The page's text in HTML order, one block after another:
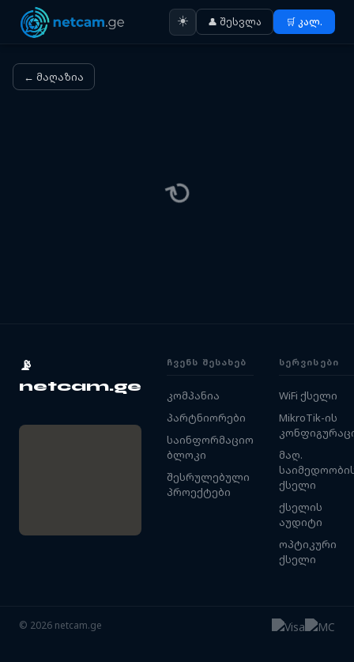
☀️ 👤 შესვლა 🛒 კალ.
← მაღაზია
⟳
📡
netcam.ge
ᲩᲕᲔᲜᲡ ᲨᲔᲡᲐᲮᲔᲑ
კომპანია
პარტნიორები
საინფორმაციო
ბლოკი
შესრულებული
პროექტები
ᲡᲔᲠᲕᲘᲡᲔᲑᲘ
WiFi ქსელი
MikroTik-ის
მაღ.
ქსელი
ქსელის
აუდიტი
ოპტიკური
ქსელი
© 2026 netcam.ge